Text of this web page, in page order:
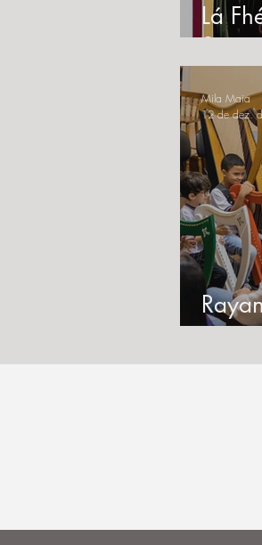
Lá
Mila Maia
12 de dez.